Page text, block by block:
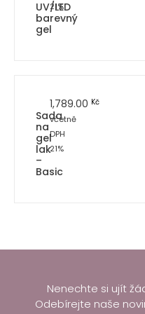
UV/LED
barevný
gel
21%
Sada
na
gel
lak
–
Basic
1,789.00 Kč
včetně
DPH
21%
Nenechte si ujít
Odebírejte naše